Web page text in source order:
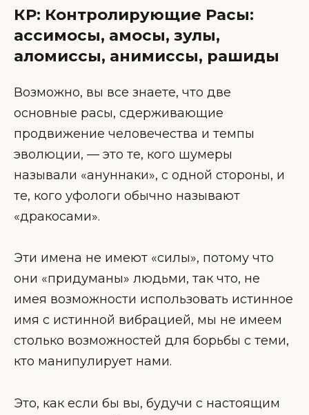
КР: Контролирующие Расы:
ассимосы, амосы, зулы,
аломиссы, анимиссы, рашиды
Возможно, вы все знаете, что две
основные расы, сдерживающие
продвижение человечества и темпы
эволюции, — это те, кого шумеры
называли «ануннаки», с одной стороны, и
те, кого уфологи обычно называют
«дракосами».
Эти имена не имеют «силы», потому что
они «придуманы» людьми, так что, не
имея возможности использовать истинное
имя с истинной вибрацией, мы не имеем
столько возможностей для борьбы с теми,
кто манипулирует нами.
Это, как если бы вы, будучи с настоящим